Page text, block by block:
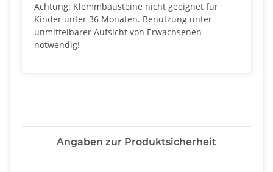
Achtung: Klemmbausteine nicht geeignet für
Kinder unter 36 Monaten. Benutzung unter
unmittelbarer Aufsicht von Erwachsenen
notwendig!
Angaben zur Produktsicherheit